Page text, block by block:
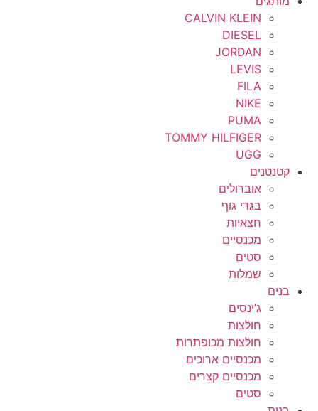
CALVIN KLEIN
DIESEL
JORDAN
LEVIS
FILA
NIKE
PUMA
TOMMY HILFIGER
UGG
קטנטנים
אוברולים
בגדי גוף
חצאיות
מכנסיים
סטים
שמלות
בנים
ג’ינסים
חולצות
חולצות מכופתרות
מכנסיים ארוכים
מכנסיים קצרים
סטים